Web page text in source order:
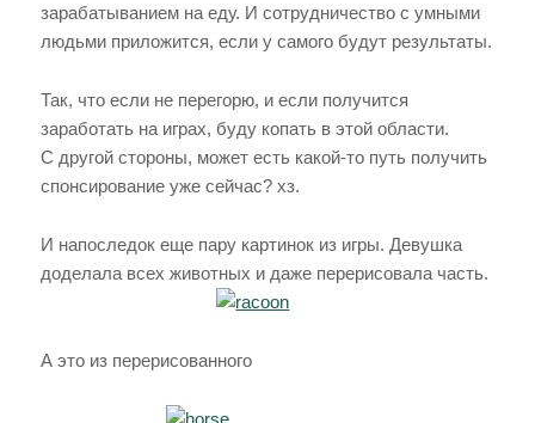
зарабатыванием на еду. И сотрудничество с умными
людьми приложится, если у самого будут результаты.
Так, что если не перегорю, и если получится
заработать на играх, буду копать в этой области.
С другой стороны, может есть какой-то путь получить
спонсирование уже сейчас? хз.
И напоследок еще пару картинок из игры. Девушка
доделала всех животных и даже перерисовала часть.
А это из перерисованного